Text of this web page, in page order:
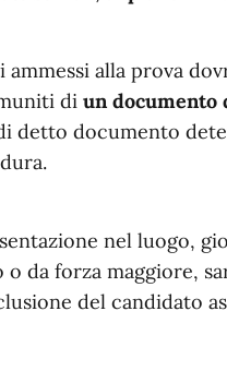
alla prova
di un documento
detto documento
nel luogo,
da forza maggiore,
del candidato